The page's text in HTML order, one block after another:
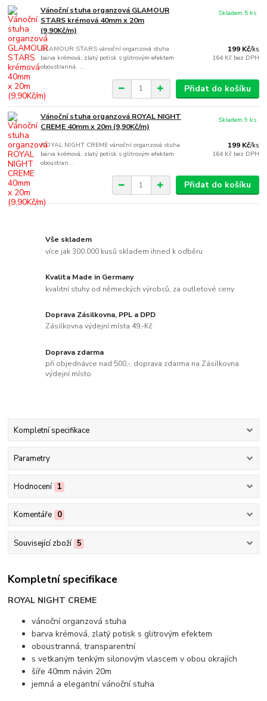
Vánoční stuha organzová GLAMOUR
STARS krémová 40mm x 20m
(9,90Kč/m)
GLAMOUR STARS vánoční organzová stuha
barva krémová, zlatý potisk s glitrovým efektem
oboustranná, ...
199 Kč/ks
164 Kč bez DPH
Skladem 5 ks
Přidat do košíku
Vánoční stuha organzová ROYAL NIGHT
CREME 40mm x 20m (9,90Kč/m)
ROYAL NIGHT CREME vánoční organzová stuha
barva krémová, zlatý potisk s glitrovým efektem
oboustran...
199 Kč/ks
164 Kč bez DPH
Skladem 9 ks
Přidat do košíku
Vše skladem
více jak 300.000 kusů skladem ihned k odběru
Kvalita Made in Germany
kvalitní stuhy od německých výrobců, za outletové ceny
Doprava Zásilkovna, PPL a DPD
Zásilkovna výdejní místa 49,-Kč
Doprava zdarma
při objednávce nad 500,-, doprava zdarma na Zásilkovna
výdejní místo
Kompletní specifikace
Parametry
Hodnocení 1
Komentáře 0
Související zboží 5
Kompletní specifikace
ROYAL NIGHT CREME
vánoční organzová stuha
barva krémová, zlatý potisk s glitrovým efektem
oboustranná, transparentní
s vetkaným tenkým silonovým vlascem v obou okrajích
šíře 40mm návin 20m
jemná a elegantní vánoční stuha